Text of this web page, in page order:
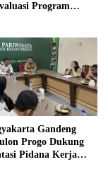
Program
Gandeng
Progo Dukung
Pidana Kerja